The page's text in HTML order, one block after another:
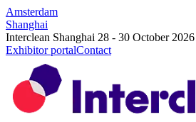
Amsterdam
Shanghai
Interclean Shanghai 28 - 30 October 2026
Exhibitor portalContact